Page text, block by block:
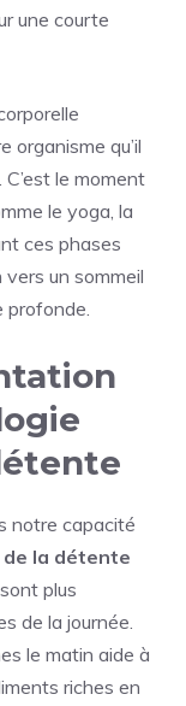
une courte
organisme qu’il
le moment
le yoga, la
ces phases
un sommeil
profonde.
notre capacité
la détente
plus
de la journée.
le matin aide à
riches en